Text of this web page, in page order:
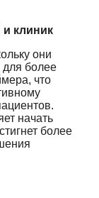
и клиник
они
для более
что
начать
более